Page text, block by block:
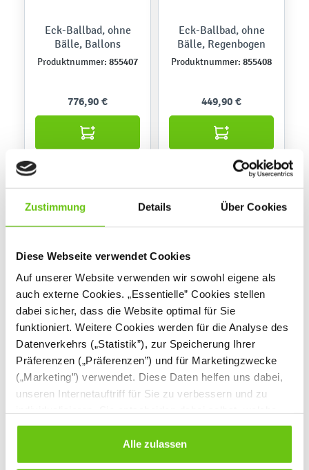
Zustimmung Details Über Cookies
Diese Webseite verwendet Cookies
Auf unserer Website verwenden wir sowohl eigene als
auch externe Cookies. „Essentielle” Cookies stellen
dabei sicher, dass die Website optimal für Sie
funktioniert. Weitere Cookies werden für die Analyse des
Datenverkehrs („Statistik”), zur Speicherung Ihrer
Präferenzen („Präferenzen”) und für Marketingzwecke
(„Marketing”) verwendet. Diese Daten helfen uns dabei,
unseren Internetauftriff für Sie zu verbessern und zu
Cookies Sie erlauben. Verweigern Sie Ihre Zustimmung,
wählen Sie „Alle ablehnen” – in diesem Fall werden nur
Daten verarbeitet, die für den Besuch unserer Website
Alle zulassen
Eck-Ballbad, ohne
Bälle, Ballons
Produktnummer: 855407
776,90 €
Eck-Ballbad, ohne
Bälle, Regenbogen
Produktnummer: 855408
449,90 €
Abdeckung für
855408
Produktnummer:
40,90 €
Eck-Ballbad, ohne
Produktnummer: 855406
734,90 €